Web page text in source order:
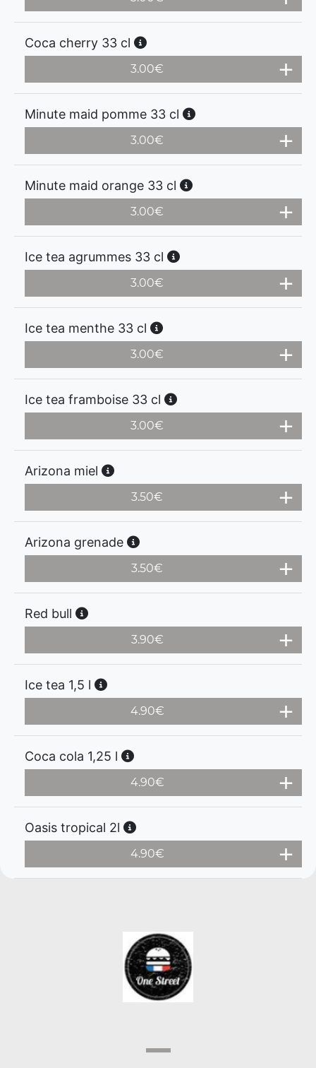
Coca cherry 33 cl
3.00€
Minute maid pomme 33 cl
3.00€
Minute maid orange 33 cl
3.00€
Ice tea agrummes 33 cl
3.00€
Ice tea menthe 33 cl
3.00€
Ice tea framboise 33 cl
3.00€
Arizona miel
3.50€
Arizona grenade
3.50€
Red bull
3.90€
Ice tea 1,5 l
4.90€
Coca cola 1,25 l
4.90€
Oasis tropical 2l
4.90€